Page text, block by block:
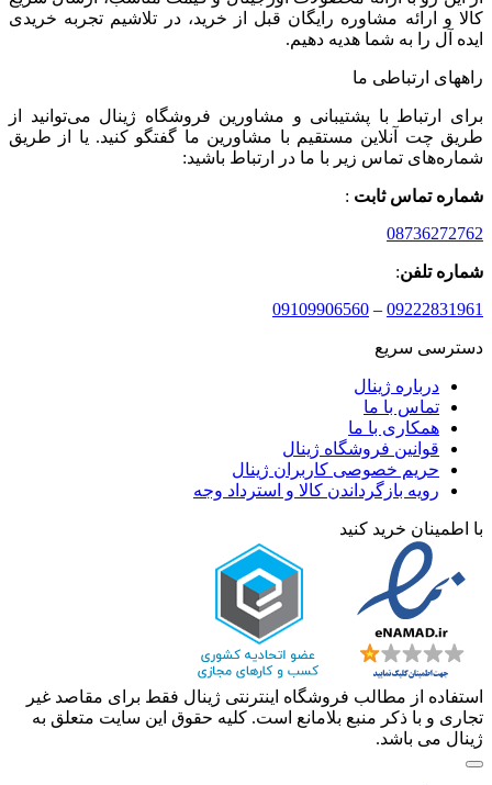
کالا و ارائه مشاوره رایگان قبل از خرید، در تلاشیم تجربه خریدی
ایده آل را به شما هدیه دهیم.
راههای ارتباطی ما
برای ارتباط با پشتیبانی و مشاورین فروشگاه ژینال می‌توانید از
طریق چت آنلاین مستقیم با مشاورین ما گفتگو کنید. یا از طریق
شماره‌های تماس زیر با ما در ارتباط باشید:
شماره تماس ثابت :
08736272762
شماره تلفن:
09222831961
–
09109906560
دسترسی سریع
درباره ژینال
تماس با ما
همکاری با ما
قوانین فروشگاه ژینال
حریم خصوصی کاربران ژینال
رویه بازگرداندن کالا و استرداد وجه
با اطمینان خرید کنید
استفاده از مطالب فروشگاه اینترنتی ژینال فقط برای مقاصد غیر
تجاری و با ذکر منبع بلامانع است. کلیه حقوق این سایت متعلق به
ژینال می باشد.